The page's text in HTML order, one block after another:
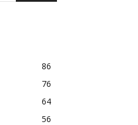
86
76
64
56